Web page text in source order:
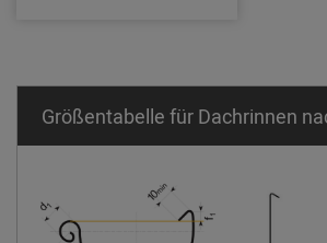
Größentabelle für Dachrinnen